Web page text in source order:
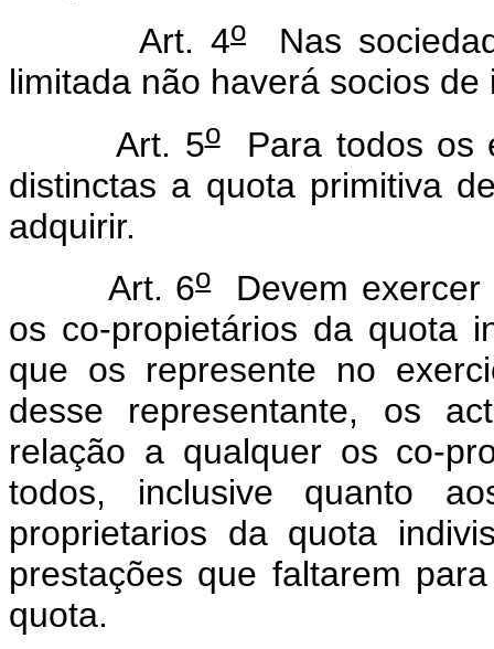
Art. 4o Nas
limitada não haverá socios de
Art. 5oPara todos os
distinctas a quota primitiva
adquirir.
Art. 6oDevem exercer
os co-propietários da quota
que os represente no
desse representante, os
relação a qualquer os co-
todos, inclusive quanto
proprietarios da quota
prestações que faltarem
quota.